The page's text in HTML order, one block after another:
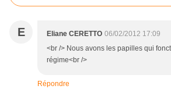
E Eliane CERETTO 06/02/2012 17:09
<br /> Nous avons les papilles qui
régime<br />
Répondre